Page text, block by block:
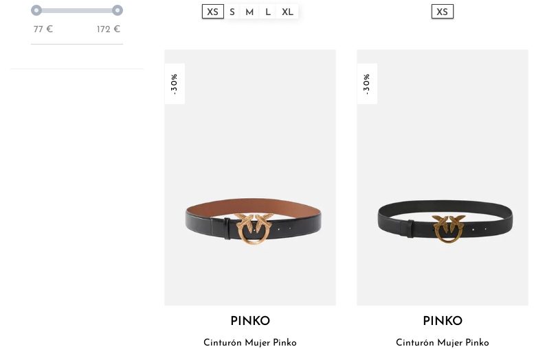
77 € 172 €
XS S M L XL XS
-30%
PINKO
Cinturón Mujer Pinko
-30%
PINKO
Cinturón Mujer Pinko